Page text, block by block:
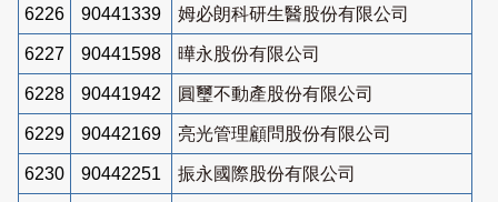
6226 90441339 姆必朗科研生醫股份有限公司
6227 90441598 曄永股份有限公司
6228 90441942 圓璽不動產股份有限公司
6229 90442169 亮光管理顧問股份有限公司
6230 90442251 振永國際股份有限公司